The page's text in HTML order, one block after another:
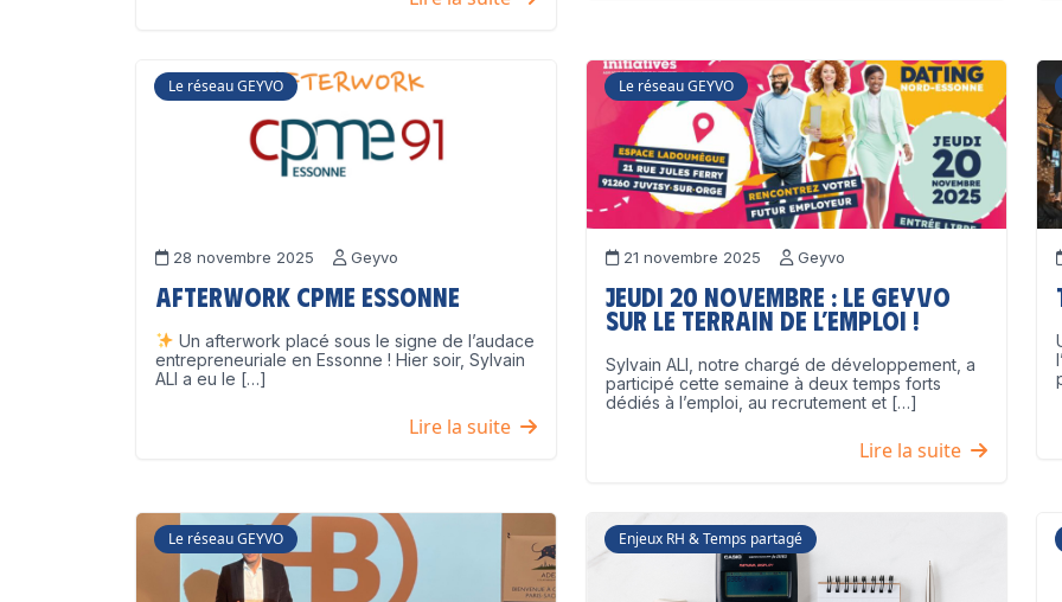
Le réseau GEYVO
28 novembre 2025 Geyvo
Afterwork CPME Essonne
Un afterwork placé sous le signe de l’audace
entrepreneuriale en Essonne ! Hier soir, Sylvain
ALI a eu le […]
Lire la suite
Le réseau GEYVO
21 novembre 2025 Geyvo
Jeudi 20 novembre : le GEYVO
sur le terrain de l’emploi !
Sylvain ALI, notre chargé de développement, a
participé cette semaine à deux temps forts
dédiés à l’emploi, au recrutement et […]
Lire la suite
Le réseau GEYVO Enjeux RH & Temps partagé